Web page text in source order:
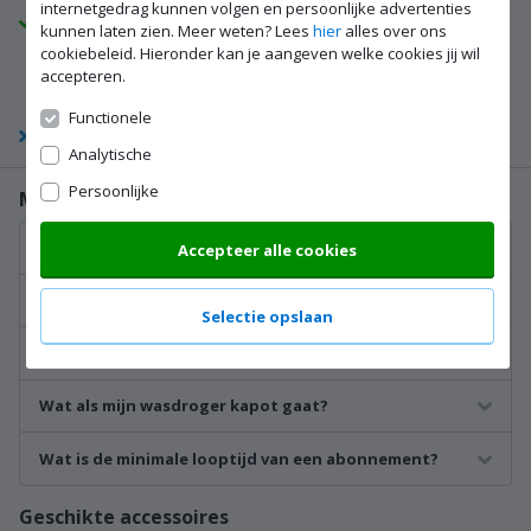
internetgedrag kunnen volgen en persoonlijke advertenties
kunnen laten zien. Meer weten? Lees hieralles over ons
cookiebeleid. Hieronder kan je aangeven welke cookies jij wil
accepteren.
Functionele
Analytische
Persoonlijke
Accepteer alle cookies
Selectie opslaan
Flexibel
Na 1 jaar kun je het abonnement kosteloos maandelijks
opzeggen. Wil iemand anders het abonnement van je
Meestgestelde vragen
Hoe werkt een abonnement?
Wat als mijn wasdroger kapot gaat?
Wat is de minimale looptijd van een abonnement?
Geschikte accessoires